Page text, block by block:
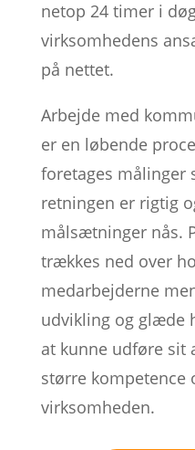
netop 24 timer i
virksomhedens
på nettet.
Arbejde med
er en løbende
foretages målinger
retningen er rigtig
målsætninger nås.
trækkes ned over
medarbejderne
udvikling og glæde
at kunne udføre sit
større kompetence
virksomheden.